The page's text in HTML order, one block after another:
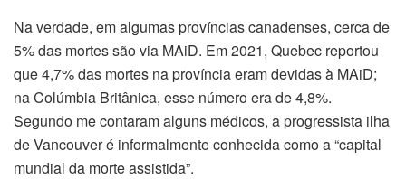
Na verdade, em algumas províncias canadenses, cerca de
5% das mortes são via MAiD. Em 2021, Quebec reportou
que 4,7% das mortes na província eram devidas à MAiD;
na Colúmbia Britânica, esse número era de 4,8%.
Segundo me contaram alguns médicos, a progressista ilha
de Vancouver é informalmente conhecida como a “capital
mundial da morte assistida”.